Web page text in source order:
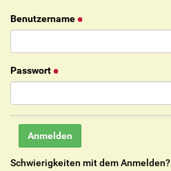
Benutzername
Passwort
Schwierigkeiten mit dem Anmelden?